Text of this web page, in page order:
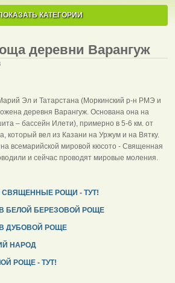
КАТЕГОРИИ
деревни Варангуж
Эл и Татарстана (Моркинский р-н РМЭ и
деревня Варангуж. Основана она на
– бассейн Илети), примерно в 5-6 км. от
который вел из Казани на Уржум и на Вятку.
всемарийской мировой кюсото - Священная
и сейчас проводят мировые моления.
СВЯЩЕННЫЕ РОЩИ - ТУТ!
БЕЛОЙ БЕРЕЗОВОЙ РОЩЕ
ДУБОВОЙ РОЩЕ
НАРОД
РОЩЕ - ТУТ!